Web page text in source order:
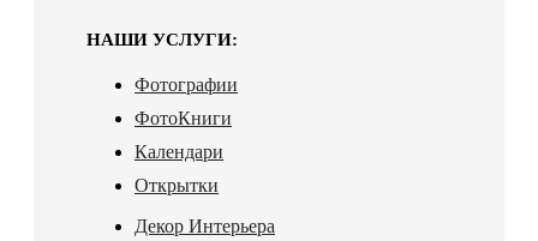
НАШИ УСЛУГИ:
Фотографии
ФотоКниги
Календари
Открытки
Декор Интерьера